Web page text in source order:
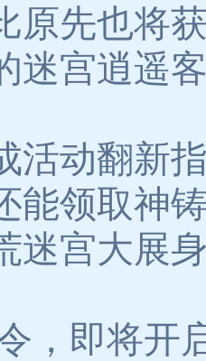
原先也将
迷宫逍遥
活动翻新
能领取神
迷宫大展
，即将开